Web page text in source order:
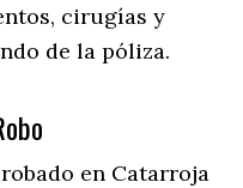
cirugías y
de la póliza.
en Catarroja